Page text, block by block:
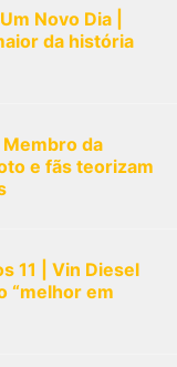
Novo Dia |
da história
da
e fãs teorizam
11 | Vin Diesel
“melhor em